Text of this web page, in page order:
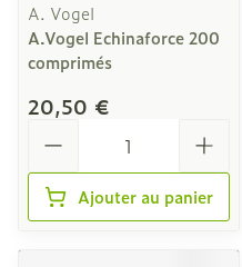
A. Vogel
A.Vogel Echinaforce 200
comprimés
20,50 €
Ajouter au panier